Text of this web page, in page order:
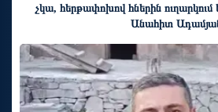
չկա, հերթափոխով հներին ուղարկում
Անահիտ